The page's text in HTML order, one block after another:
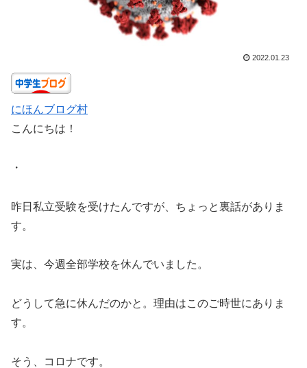
2022.01.23
にほんブログ村
こんにちは！
・
昨日私立受験を受けたんですが、ちょっと裏話がありま
す。
実は、今週全部学校を休んでいました。
どうして急に休んだのかと。理由はこのご時世にありま
す。
そう、コロナです。